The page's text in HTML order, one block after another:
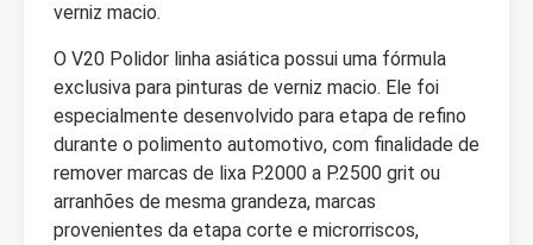
verniz macio.
O V20 Polidor linha asiática possui uma fórmula
exclusiva para pinturas de verniz macio. Ele foi
especialmente desenvolvido para etapa de refino
durante o polimento automotivo, com finalidade de
remover marcas de lixa P.2000 a P.2500 grit ou
arranhões de mesma grandeza, marcas
provenientes da etapa corte e microrriscos,